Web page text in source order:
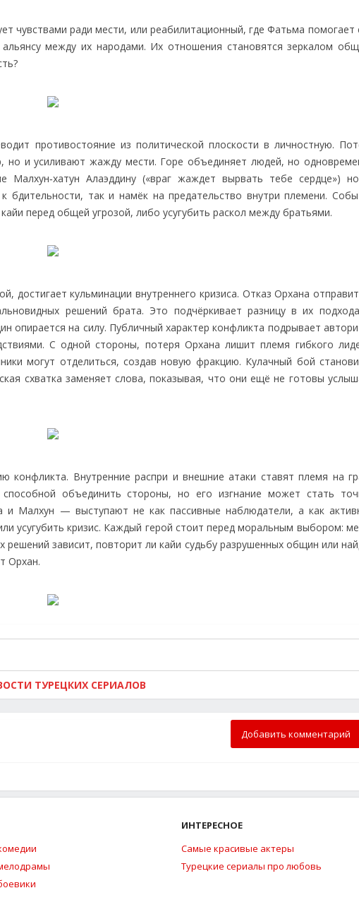
чувствами ради мести, или реабилитационный, где Фатьма помогает
между их народами. Их отношения становятся зеркалом
противостояние из политической плоскости в личностную.
но и усиливают жажду мести. Горе объединяет людей, но
Малхун‑хатун Алаэддину («враг жаждет вырвать тебе сердце»)
бдительности, так и намёк на предательство внутри племени.
перед общей угрозой, либо усугубить раскол между братьями.
достигает кульминации внутреннего кризиса. Отказ Орхана
решений брата. Это подчёркивает разницу в их
опирается на силу. Публичный характер конфликта подрывает
С одной стороны, потеря Орхана лишит племя гибкого
могут отделиться, создав новую фракцию. Кулачный бой
схватка заменяет слова, показывая, что они ещё не готовы
конфликта. Внутренние распри и внешние атаки ставят племя на
объединить стороны, но его изгнание может стать
— выступают не как пассивные наблюдатели, а как
усугубить кризис. Каждый герой стоит перед моральным выбором:
зависит, повторит ли кайи судьбу разрушенных общин или
Орхан.
ТУРЕЦКИХ СЕРИАЛОВ
Добавить комментарий
ИНТЕРЕСНОЕ
Самые красивые актеры
Турецкие сериалы про любовь